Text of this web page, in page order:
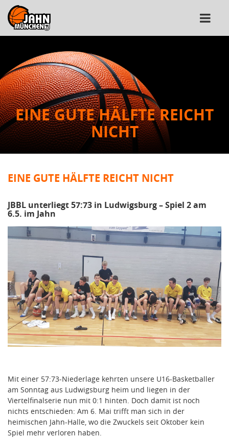
EINE GUTE HÄLFTE REICHT
NICHT
EINE GUTE HÄLFTE REICHT NICHT
JBBL unterliegt 57:73 in Ludwigsburg – Spiel 2 am
6.5. im Jahn
Mit einer 57:73-Niederlage kehrten unsere U16-Basketballer
am Sonntag aus Ludwigsburg heim und liegen in der
Viertelfinalserie nun mit 0:1 hinten. Doch damit ist noch
nichts entschieden: Am 6. Mai trifft man sich in der
heimischen Jahn-Halle, wo die Zwuckels seit Oktober kein
Spiel mehr verloren haben.